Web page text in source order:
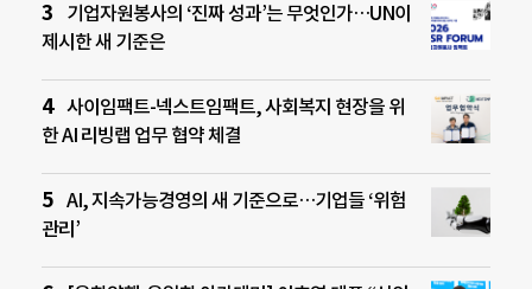
기업자원봉사의 ‘진짜 성과’는 무엇인가…UN이
제시한 새 기준은
사이임팩트-넥스트임팩트, 사회복지 현장을 위
한 AI 리빙랩 업무 협약 체결
AI, 지속가능경영의 새 기준으로…기업들 ‘위험
관리’